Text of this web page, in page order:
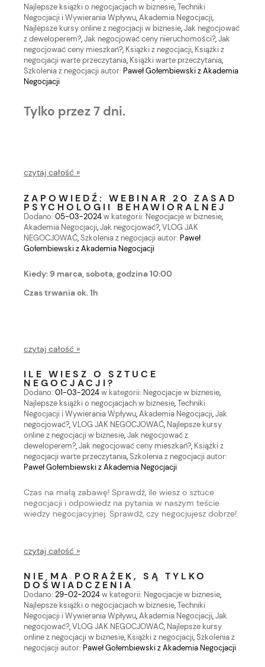
Najlepsze książki o negocjacjach w biznesie,Techniki
Negocjacji i Wywierania Wpływu,Akademia Negocjacji,
Najlepsze kursy online z negocjacji w biznesie,Jak negocjować
z deweloperem?,Jak negocjować ceny nieruchomości?,Jak
negocjować ceny mieszkań?, Książki z negocjacji, Książki z
negocjacji warte przeczytania, Książki warte przeczytania,
Szkolenia z negocjacji autor: Paweł Gołembiewski z Akademia
Negocjacji
Tylko przez 7 dni.
czytaj całość »
ZAPOWIEDŹ: WEBINAR 20 ZASAD
PSYCHOLOGII BEHAWIORALNEJ
Dodano: 05-03-2024w kategorii: Negocjacje w biznesie,
Akademia Negocjacji,Jak negocjować?,VLOG JAK
NEGOCJOWAĆ,Szkolenia z negocjacji autor: Paweł
Gołembiewski z Akademia Negocjacji
Kiedy: 9 marca, sobota, godzina 10:00
Czas trwania ok. 1h
czytaj całość »
ILE WIESZ O SZTUCE
NEGOCJACJI?
Dodano: 01-03-2024w kategorii: Negocjacje w biznesie,
Najlepsze książki o negocjacjach w biznesie,Techniki
Negocjacji i Wywierania Wpływu,Akademia Negocjacji,Jak
negocjować?,VLOG JAK NEGOCJOWAĆ, Najlepsze kursy
online z negocjacji w biznesie,Jak negocjować z
deweloperem?,Jak negocjować ceny mieszkań?, Książki z
negocjacji warte przeczytania,Szkolenia z negocjacji autor:
Paweł Gołembiewski z Akademia Negocjacji
Czas na małą zabawę! Sprawdź, ile wiesz o sztuce
negocjacji i odpowiedz na pytania w naszym teście
wiedzy negocjacyjnej. Sprawdź, czy negocjujesz dobrze!
czytaj całość »
NIE MA PORAŻEK, SĄ TYLKO
DOŚWIADCZENIA
Dodano: 29-02-2024w kategorii: Negocjacje w biznesie,
Najlepsze książki o negocjacjach w biznesie,Techniki
Negocjacji i Wywierania Wpływu,Akademia Negocjacji,Jak
negocjować?,VLOG JAK NEGOCJOWAĆ, Najlepsze kursy
online z negocjacji w biznesie, Książki z negocjacji,Szkolenia z
negocjacji autor: Paweł Gołembiewski z Akademia Negocjacji